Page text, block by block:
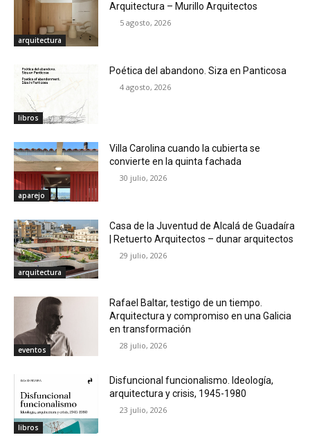
arquitectura
Arquitectura – Murillo Arquitectos
5 agosto, 2026
libros
Poética del abandono. Siza en Panticosa
4 agosto, 2026
aparejo
Villa Carolina cuando la cubierta se
convierte en la quinta fachada
30 julio, 2026
arquitectura
Casa de la Juventud de Alcalá de Guadaíra
| Retuerto Arquitectos – dunar arquitectos
29 julio, 2026
eventos
Rafael Baltar, testigo de un tiempo.
Arquitectura y compromiso en una Galicia
en transformación
28 julio, 2026
libros
Disfuncional funcionalismo. Ideología,
arquitectura y crisis, 1945-1980
23 julio, 2026